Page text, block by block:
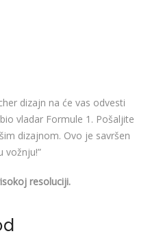
dizajn na će vas odvesti
vladar Formule 1. Pošaljite
dizajnom. Ovo je savršen
vožnju!”
resoluciji.